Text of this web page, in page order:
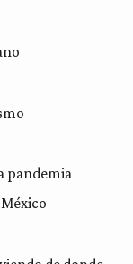
pandemia